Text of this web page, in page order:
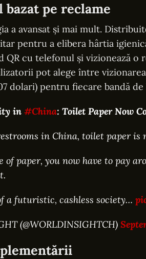
bazat pe reclame
a avansat și mai mult.
pentru a elibera hârtia
QR cu telefonul și vizionează o
pot alege între
dolari) pentru fiecare bandă
in #China: Toilet Paper Now
in China, toilet paper is
of paper, you now have to pay
a futuristic, cashless society…
(@WORLDINSIGHTCH)